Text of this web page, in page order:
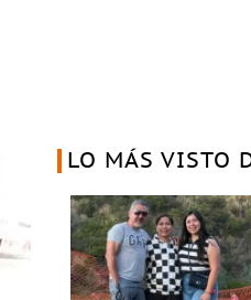
LO MÁS VISTO